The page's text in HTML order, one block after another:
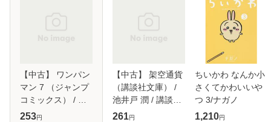
【中古】 ワンパン
マン 7 （ジャンプ
コミックス） / 村
田 雄介 / 集英社
253円
【中古】 架空通貨
（講談社文庫） /
池井戸 潤 / 講談社
[文庫]【メール便送
261円
ちいかわ なんか小
さくてかわいいや
つ 3/ナガノ
1,210円